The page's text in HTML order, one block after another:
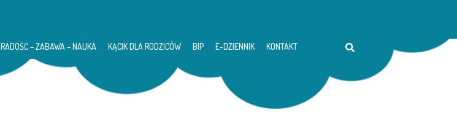
RADOŚĆ – ZABAWA – NAUKA KĄCIK DLA RODZICÓW BIP E-DZIENNIK KONTAKT